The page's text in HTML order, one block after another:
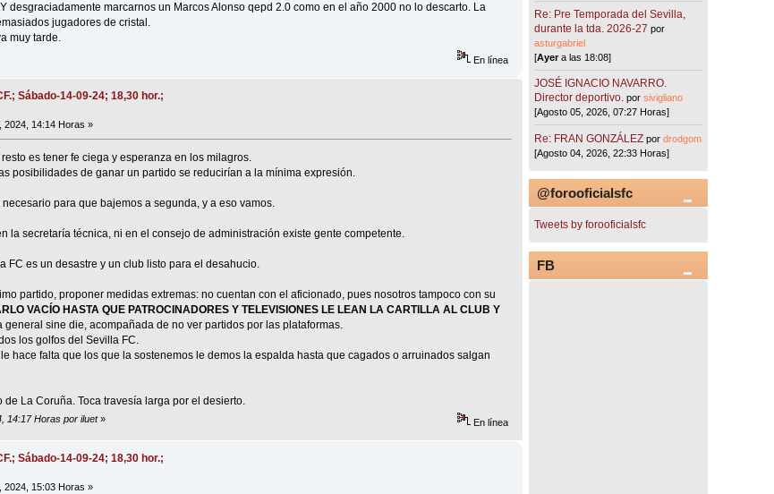
desgraciadamente marcarnos un Marcos Alonso qepd 2.0 como en el año 2000 no lo descarto. La
jugadores de cristal.
muy tarde.
En línea
Sábado-14-09-24; 18,30 hor.;
2024, 14:14 Horas »
es tener fe ciega y esperanza en los milagros.
posibilidades de ganar un partido se reducirían a la mínima expresión.
para que bajemos a segunda, y a eso vamos.
la secretaría técnica, ni en el consejo de administración existe gente competente.
FC es un desastre y un club listo para el desahucio.
partido, proponer medidas extremas: no cuentan con el aficionado, pues nosotros tampoco con su
VACÍO HASTA QUE PATROCINADORES Y TELEVISIONES LE LEAN LA CARTILLA AL CLUB Y
general sine die, acompañada de no ver partidos por las plataformas.
los golfos del Sevilla FC.
hace falta que los que la sostenemos le demos la espalda hasta que cagados o arruinados salgan
La Coruña. Toca travesía larga por el desierto.
14:17 Horas por iluet» En línea
Sábado-14-09-24; 18,30 hor.;
2024, 15:03 Horas »
Re: Pre Temporada del Sevilla,
durante la tda. 2026-27 por
asturgabriel
[Ayera las 18:08]
JOSÉ IGNACIO NAVARRO.
Director deportivo. porsivigliano
[Agosto 05, 2026, 07:27 Horas]
Re: FRAN GONZÁLEZ pordrodgom
[Agosto 04, 2026, 22:33 Horas]
@forooficialsfc
Tweets by forooficialsfc
FB